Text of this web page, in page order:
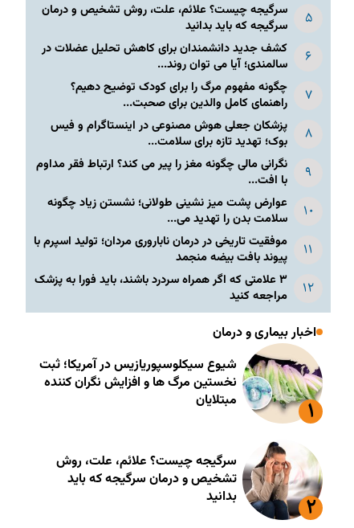
سرگیجه چیست؟ علائم، علت، روش تشخیص و درمان
سرگیجه که باید بدانید
کشف جدید دانشمندان برای کاهش تحلیل عضلات در
سالمندی؛ آیا می توان روند...
چگونه مفهوم مرگ را برای کودک توضیح دهیم؟
راهنمای کامل والدین برای صحبت...
پزشکان جعلی هوش مصنوعی در اینستاگرام و فیس
بوک؛ تهدید تازه برای سلامت...
نگرانی مالی چگونه مغز را پیر می کند؟ ارتباط فقر مداوم
با افت...
عوارض پشت میز نشینی طولانی؛ نشستن زیاد چگونه
سلامت بدن را تهدید می...
موفقیت تاریخی در درمان ناباروری مردان؛ تولید اسپرم با
پیوند بافت بیضه منجمد
۳ علامتی که اگر همراه سردرد باشند، باید فورا به پزشک
مراجعه کنید
اخبار بیماری و درمان
شیوع سیکلوسپوریازیس در آمریکا؛ ثبت
نخستین مرگ ها و افزایش نگران کننده
مبتلایان
سرگیجه چیست؟ علائم، علت، روش
تشخیص و درمان سرگیجه که باید
بدانید